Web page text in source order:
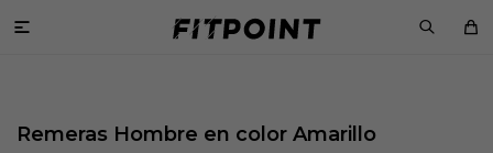

Remeras Hombre en color Amarillo